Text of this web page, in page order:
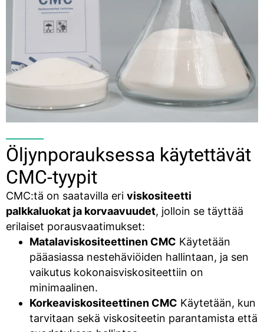
Öljynporauksessa käytettävät
CMC-tyypit
CMC:tä on saatavilla eri viskositeetti
palkkaluokat ja korvaavuudet, jolloin se täyttää
erilaiset porausvaatimukset:
Matalaviskositeettinen CMC Käytetään
pääasiassa nestehäviöiden hallintaan, ja sen
vaikutus kokonaisviskositeettiin on
minimaalinen.
Korkeaviskositeettinen CMC Käytetään, kun
tarvitaan sekä viskositeetin parantamista että